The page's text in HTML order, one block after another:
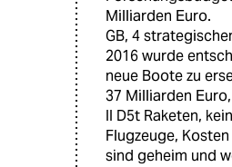
Milliarden Euro.
GB, 4
2016 wurde
neue Boote zu
37 Milliarden
II D5t Raketen,
Flugzeuge,
sind geheim und